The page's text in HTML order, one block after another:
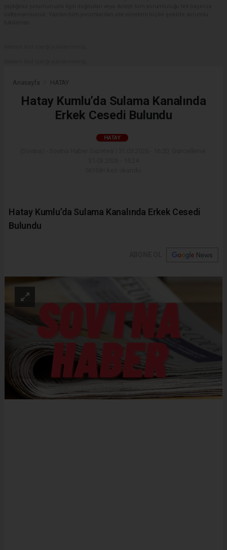
Anasayfa HATAY
Hatay Kumlu’da Sulama Kanalında
Erkek Cesedi Bulundu
HATAY
Hatay Kumlu’da Sulama Kanalında Erkek Cesedi
Bulundu